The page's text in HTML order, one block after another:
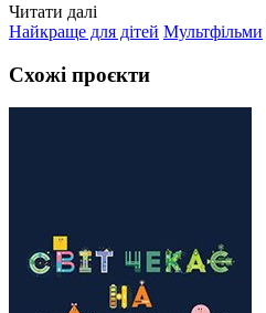
Читати далі
Найкраще для дітей Мультфільми
Схожі проєкти